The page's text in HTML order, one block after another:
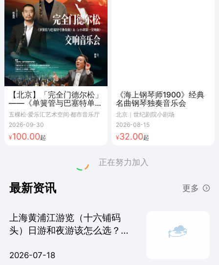
【北京】「完全门德尔松」
——《单簧管与巴塞特单簧
管协奏曲》&《c小调第一
交响曲》音乐会
五棵松·爱乐汇艺术空间·都市音乐厅
2026-09-30
100.00起
《海上钢琴师1900》经典
名曲钢琴独奏音乐会
北京｜世纪剧院小剧场
2026-08-15
32.00起
正在努力加入
最新资讯 更多
上海黄浦江游览（十六铺码
头）日游和夜游该怎么选？有
2026-07-18